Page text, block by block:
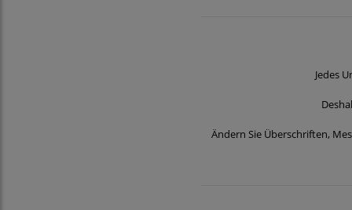
Jedes
Ändern Sie Überschriften,